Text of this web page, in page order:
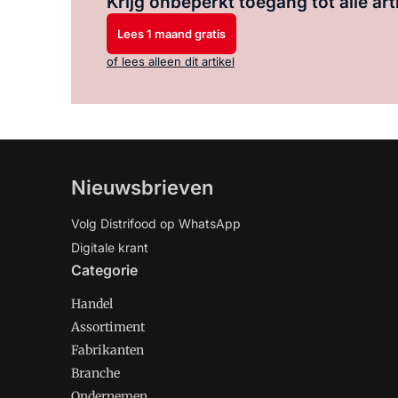
Lees 1 maand gratis
of lees alleen dit artikel
Nieuwsbrieven
Volg Distrifood op WhatsApp
Digitale krant
Categorie
Handel
Assortiment
Fabrikanten
Branche